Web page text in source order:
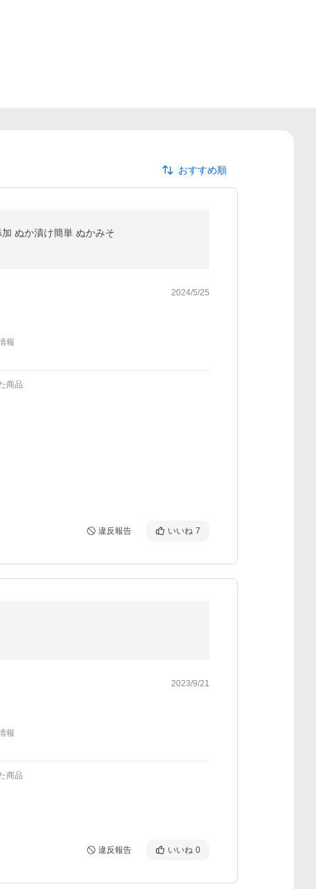
おすすめ順
ぬか漬け簡単 ぬかみそ
2024/5/25
報
商品
違反報告 いいね 7
2023/9/21
報
商品
違反報告 いいね 0